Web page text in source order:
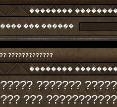
��������
��� ������
?????????????
��������
???????
???